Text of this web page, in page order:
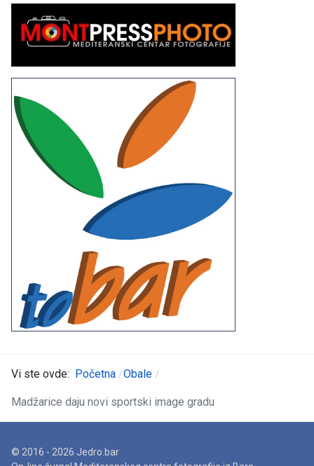
Vi ste ovde: Početna Obale
Madžarice daju novi sportski image gradu
© 2016 - 2026 Jedro.bar